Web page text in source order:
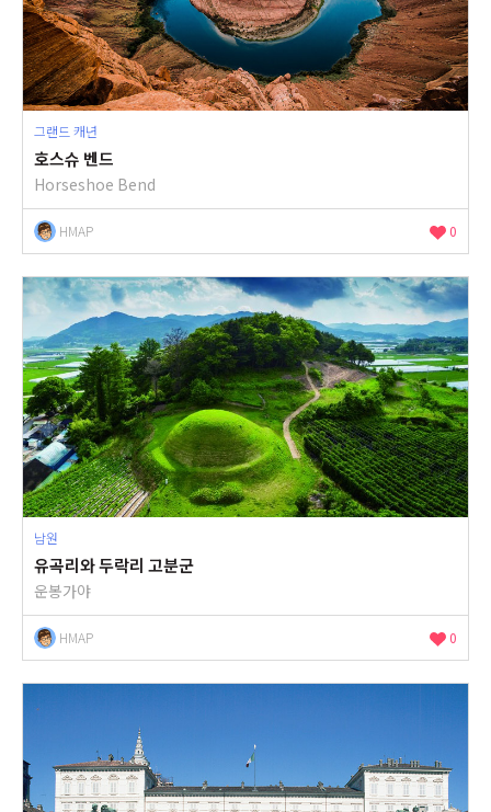
그랜드 캐년
호스슈 벤드
Horseshoe Bend
HMAP 0
남원
유곡리와 두락리 고분군
운봉가야
HMAP 0